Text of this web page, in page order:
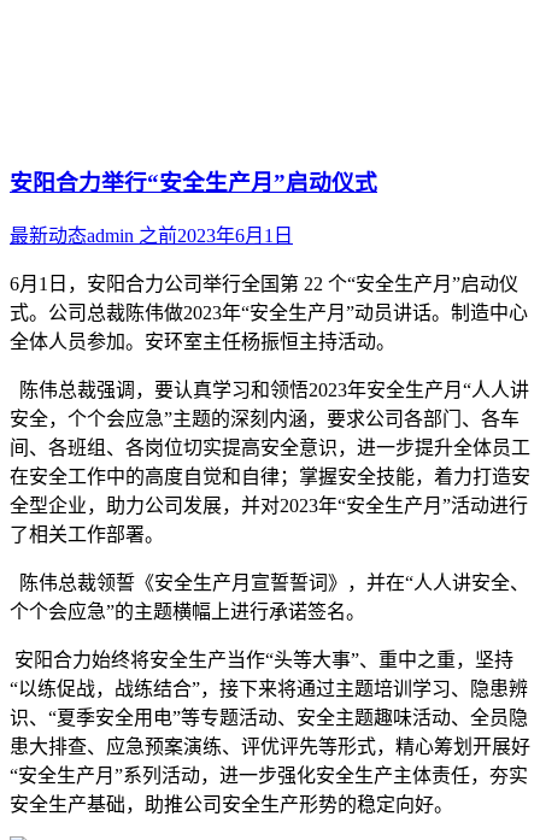
安阳合力举行“安全生产月”启动仪式
最新动态admin 之前2023年6月1日
6月1日，安阳合力公司举行全国第 22 个“安全生产月”启动仪
式。公司总裁陈伟做2023年“安全生产月”动员讲话。制造中心
全体人员参加。安环室主任杨振恒主持活动。
陈伟总裁强调，要认真学习和领悟2023年安全生产月“人人讲
安全，个个会应急”主题的深刻内涵，要求公司各部门、各车
间、各班组、各岗位切实提高安全意识，进一步提升全体员工
在安全工作中的高度自觉和自律；掌握安全技能，着力打造安
全型企业，助力公司发展，并对2023年“安全生产月”活动进行
了相关工作部署。
陈伟总裁领誓《安全生产月宣誓誓词》，并在“人人讲安全、
个个会应急”的主题横幅上进行承诺签名。
安阳合力始终将安全生产当作“头等大事”、重中之重，坚持
“以练促战，战练结合”，接下来将通过主题培训学习、隐患辨
识、“夏季安全用电”等专题活动、安全主题趣味活动、全员隐
患大排查、应急预案演练、评优评先等形式，精心筹划开展好
“安全生产月”系列活动，进一步强化安全生产主体责任，夯实
安全生产基础，助推公司安全生产形势的稳定向好。